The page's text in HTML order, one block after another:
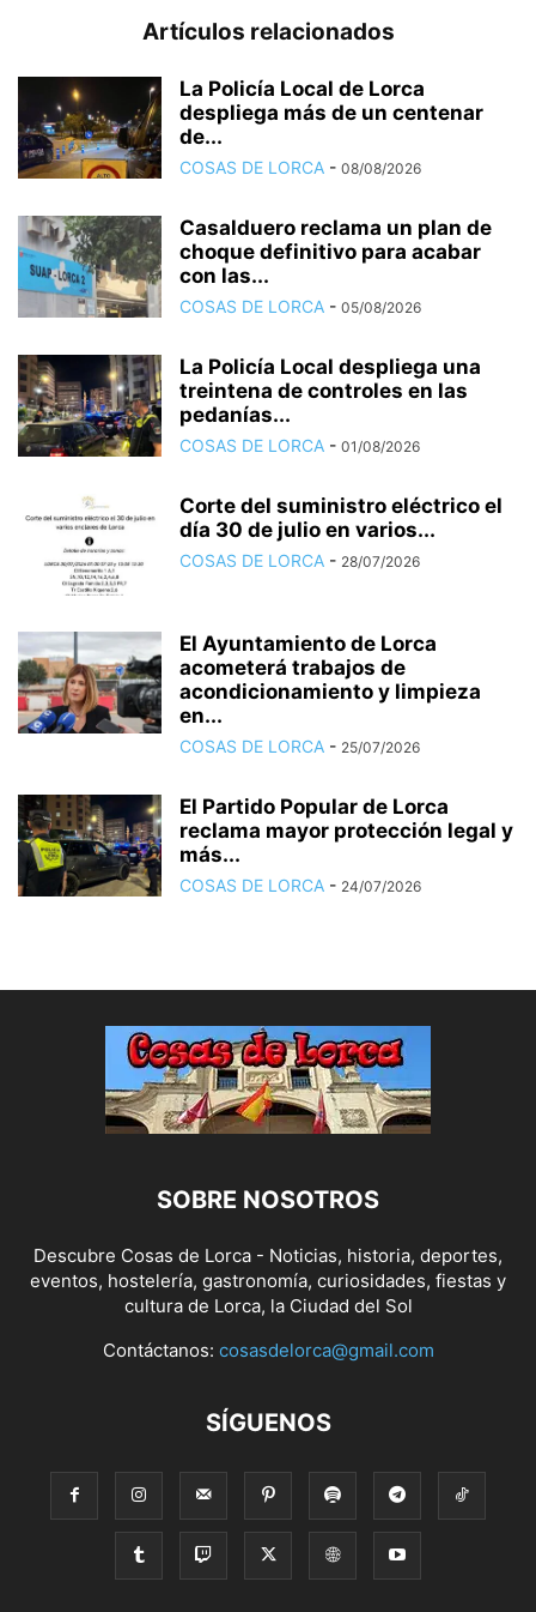
Artículos relacionados
La Policía Local de Lorca
despliega más de un centenar
de...
COSAS DE LORCA - 08/08/2026
Casalduero reclama un plan de
choque definitivo para acabar
con las...
COSAS DE LORCA - 05/08/2026
La Policía Local despliega una
treintena de controles en las
pedanías...
COSAS DE LORCA - 01/08/2026
Corte del suministro eléctrico el
día 30 de julio en varios...
COSAS DE LORCA - 28/07/2026
El Ayuntamiento de Lorca
acometerá trabajos de
acondicionamiento y limpieza
en...
COSAS DE LORCA - 25/07/2026
El Partido Popular de Lorca
reclama mayor protección legal y
más...
COSAS DE LORCA - 24/07/2026
SOBRE NOSOTROS
Descubre Cosas de Lorca - Noticias, historia, deportes,
eventos, hostelería, gastronomía, curiosidades, fiestas y
cultura de Lorca, la Ciudad del Sol
Contáctanos: cosasdelorca@gmail.com
SÍGUENOS